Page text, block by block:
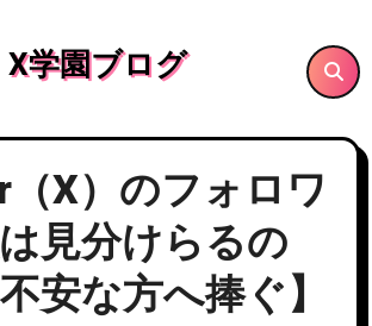
X学園ブログ
X）のフォロワ
見分けらるの
安な方へ捧ぐ】